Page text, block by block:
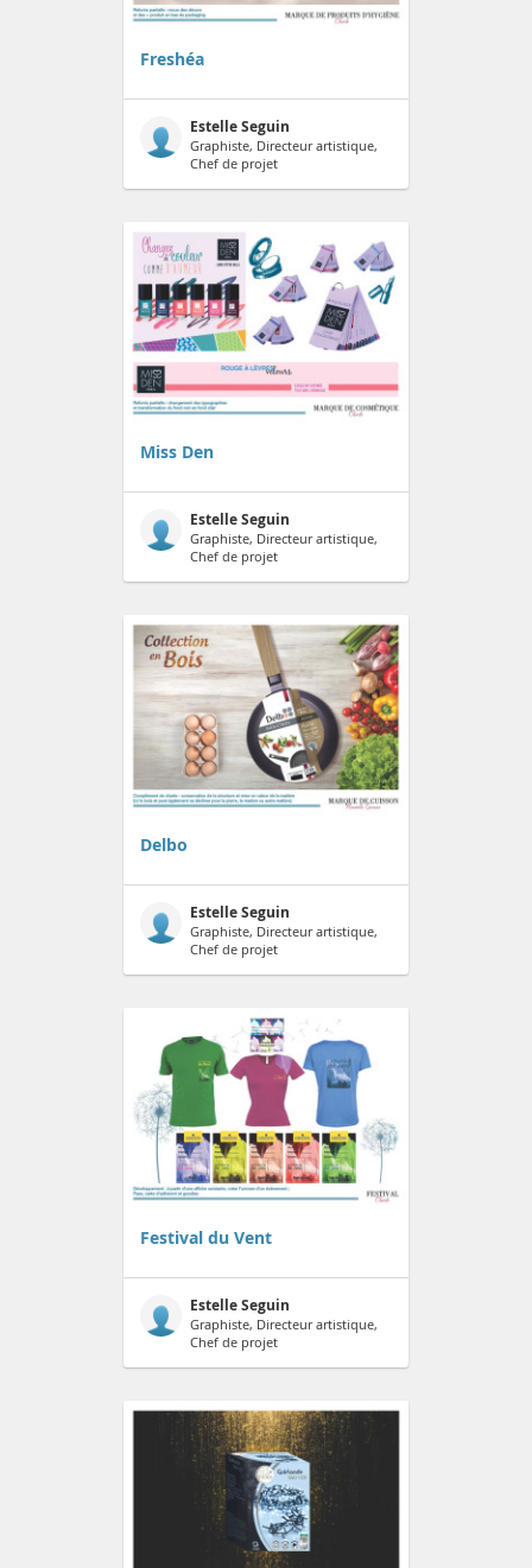
Freshéa
Estelle Seguin
Graphiste, Directeur artistique,
Chef de projet
Miss Den
Estelle Seguin
Graphiste, Directeur artistique,
Chef de projet
Delbo
Estelle Seguin
Graphiste, Directeur artistique,
Chef de projet
Festival du Vent
Estelle Seguin
Graphiste, Directeur artistique,
Chef de projet